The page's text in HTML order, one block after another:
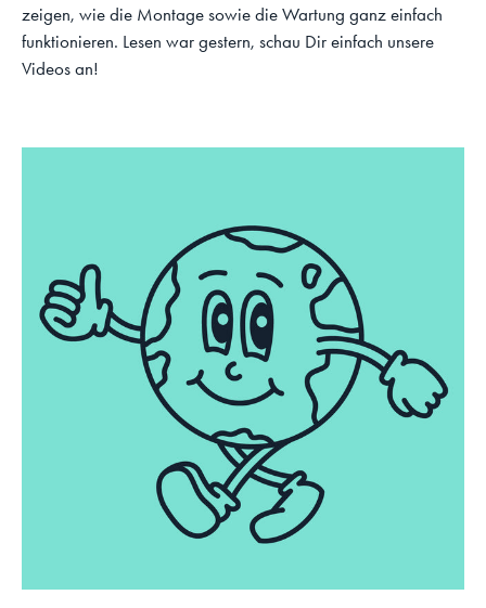
zeigen, wie die Montage sowie die Wartung ganz einfach
funktionieren. Lesen war gestern, schau Dir einfach unsere
Videos an!